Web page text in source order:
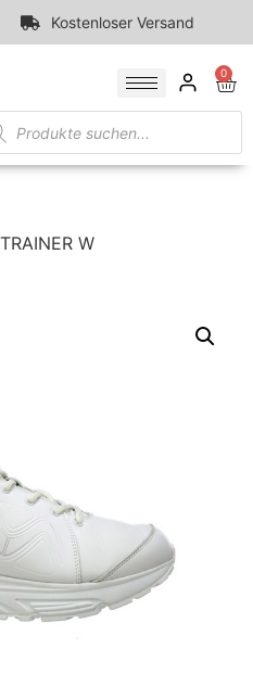
Kostenloser Versand
0
W